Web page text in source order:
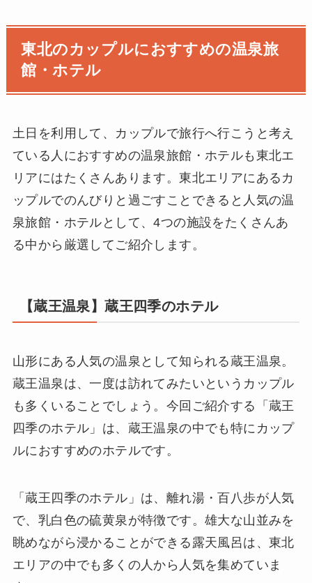
東北のカップルにおすすめの温泉旅
館・ホテル
土日を利用して、カップルで旅行へ行こうと考え
ている人におすすめの温泉旅館・ホテルも東北エ
リアにはたくさんあります。東北エリアにあるカ
ップルでのんびりと過ごすことできると人気の温
泉旅館・ホテルとして、4つの施設をたくさんあ
る中から厳選してご紹介します。
【蔵王温泉】蔵王四季のホテル
山形にある人気の温泉として知られる蔵王温泉。
蔵王温泉は、一度は訪れてみたいというカップル
も多くいることでしょう。今回ご紹介する「蔵王
四季のホテル」は、蔵王温泉の中でも特にカップ
ルにおすすめのホテルです。
「蔵王四季のホテル」は、離れ湯・百八歩が人気
で、乳白色の硫黄泉が特徴です。雄大な山並みを
眺めながら浸かることができる露天風呂は、東北
エリアの中でも多くの人から人気を集めていま